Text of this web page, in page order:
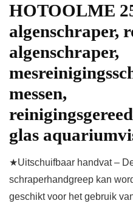
HOTOOLME
algenschraper,
algenschraper,
messen,
glas
★Uitschuifbaar handvat –
schraperhandgreep kan
geschikt voor het gebruik